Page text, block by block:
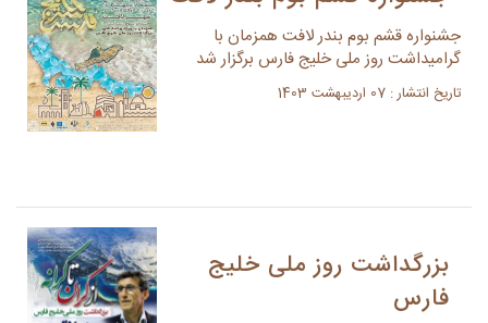
جشنواره قشم بوم بندر لافت همزمان با
گرامیداشت روز ملی خلیج فارس برگزار شد
تاریخ انتشار : 07 اردیبهشت 1403
بزرگداشت روز ملی خلیج
فارس